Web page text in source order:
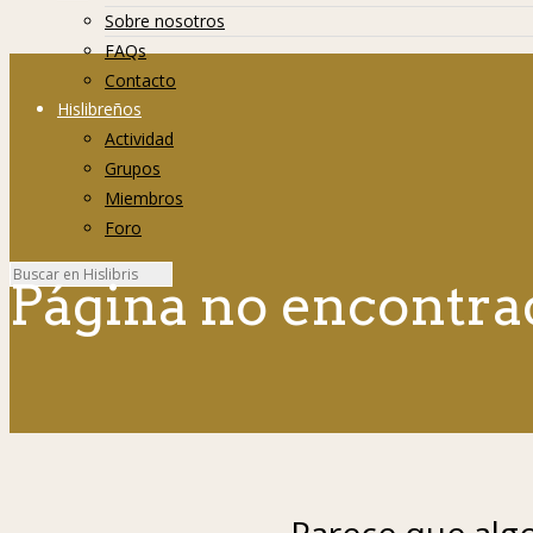
Sobre nosotros
FAQs
Contacto
Hislibreños
Actividad
Grupos
Miembros
Foro
Página no